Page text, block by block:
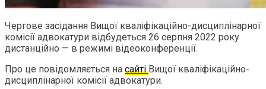
Чергове засідання Вищої кваліфікаційно-дисциплінарної
комісії адвокатури відбудеться 26 серпня 2022 року
дистанційно — в режимі відеоконференції.
Про це повідомляється на сайтіВищої кваліфікаційно-
дисциплінарної комісії адвокатури.